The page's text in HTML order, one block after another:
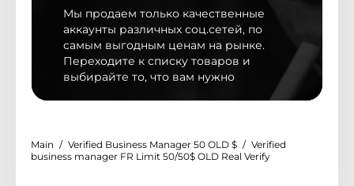
Мы рады представить Вам новый дизайн
магазина, с более удобным и расширенным
функционалом
@peakyms
Telegram support
Мы продаем только качественные
аккаунты различных соц.сетей, по
самым выгодным ценам на рынке.
Переходите к списку товаров и
выбирайте то, что вам нужно
Main Verified Business Manager 50 OLD $
Verified
business manager FR Limit 50/50$ OLD Real Verify